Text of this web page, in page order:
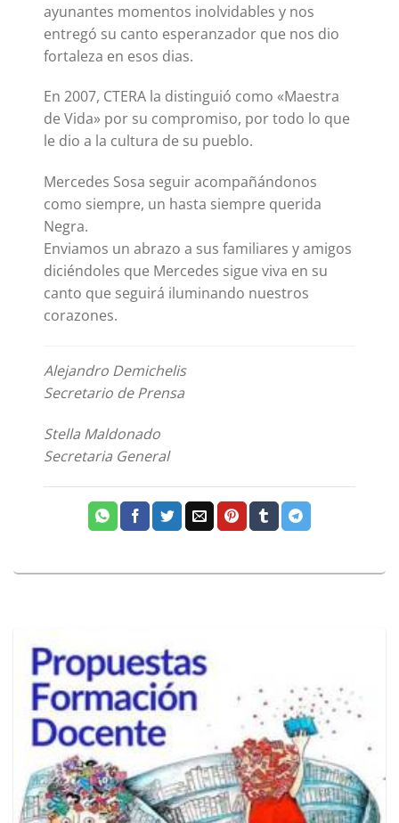
ayunantes momentos inolvidables y nos
entregó su canto esperanzador que nos dio
fortaleza en esos dias.
En 2007, CTERA la distinguió como «Maestra
de Vida» por su compromiso, por todo lo que
le dio a la cultura de su pueblo.
Mercedes Sosa seguir acompañándonos
como siempre, un hasta siempre querida
Negra.
Enviamos un abrazo a sus familiares y amigos
diciéndoles que Mercedes sigue viva en su
canto que seguirá iluminando nuestros
corazones.
Alejandro Demichelis
Secretario de Prensa
Stella Maldonado
Secretaria General